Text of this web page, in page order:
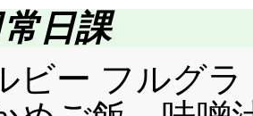
日課
ビー フルグラ